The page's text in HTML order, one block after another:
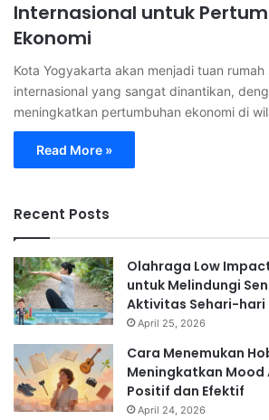
Internasional untuk
Ekonomi
Kota Yogyakarta akan menjadi tuan
internasional yang sangat dinantikan,
meningkatkan pertumbuhan ekonomi di
Read More »
Recent Posts
Olahraga Low
untuk Melindungi
Aktivitas Sehari-hari
April 25, 2026
Cara Menemukan
Meningkatkan Mood
Positif dan Efektif
April 24, 2026